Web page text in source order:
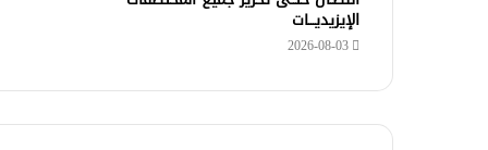
الإيزيديـــات
2026-08-03